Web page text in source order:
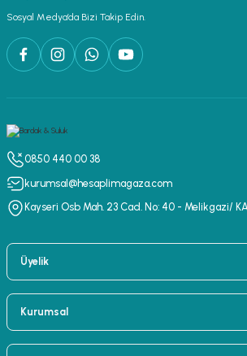
Sosyal Medya’da Bizi Takip Edin.
0850 440 00 38
kurumsal@hesaplimagaza.com
Kayseri Osb Mah. 23 Cad. No: 40 - Melikgazi/
Üyelik
Kurumsal